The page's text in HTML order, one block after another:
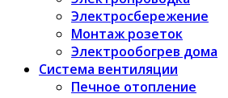
Электросбережение
Монтаж розеток
Электрообогрев дома
Система вентиляции
Печное отопление